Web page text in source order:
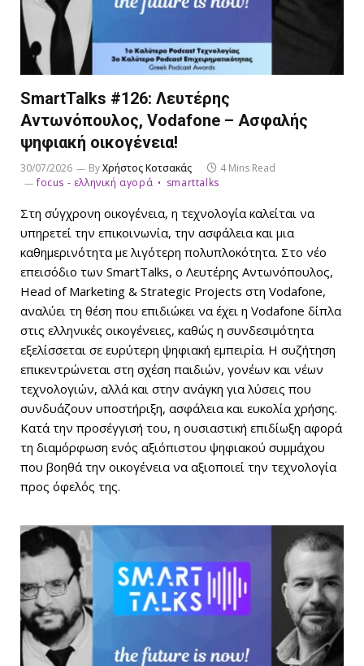
SmartTalks #126: Λευτέρης
Αντωνόπουλος, Vodafone – Ασφαλής
ψηφιακή οικογένεια!
30/07/2026 ByΧρήστος Κοτσακάς
4 Mins Read
focus - ελληνική αγορά
smarttalks
Στη σύγχρονη οικογένεια, η τεχνολογία καλείται να
υπηρετεί την επικοινωνία, την ασφάλεια και μια
καθημερινότητα με λιγότερη πολυπλοκότητα. Στο νέο
επεισόδιο των SmartTalks, ο Λευτέρης Αντωνόπουλος,
Head of Marketing & Strategic Projects στη Vodafone,
αναλύει τη θέση που επιδιώκει να έχει η Vodafone δίπλα
στις ελληνικές οικογένειες, καθώς η συνδεσιμότητα
εξελίσσεται σε ευρύτερη ψηφιακή εμπειρία. Η συζήτηση
επικεντρώνεται στη σχέση παιδιών, γονέων και νέων
τεχνολογιών, αλλά και στην ανάγκη για λύσεις που
συνδυάζουν υποστήριξη, ασφάλεια και ευκολία χρήσης.
Κατά την προσέγγισή του, η ουσιαστική επιδίωξη αφορά
τη διαμόρφωση ενός αξιόπιστου ψηφιακού συμμάχου
που βοηθά την οικογένεια να αξιοποιεί την τεχνολογία
προς όφελός της.